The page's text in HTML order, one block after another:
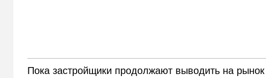
Пока застройщики продолжают выводить на